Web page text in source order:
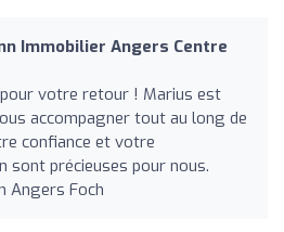
Immobilier Angers Centre
votre retour ! Marius est
accompagner tout au long de
confiance et votre
sont précieuses pour nous.
Angers Foch